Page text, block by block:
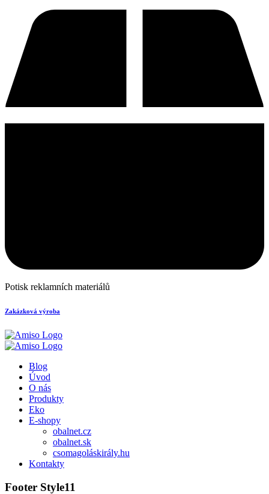
Potisk reklamních materiálů
Zakázková výroba
Blog
Úvod
O nás
Produkty
Eko
E-shopy
obalnet.cz
obalnet.sk
csomagoláskirály.hu
Kontakty
Footer Style11